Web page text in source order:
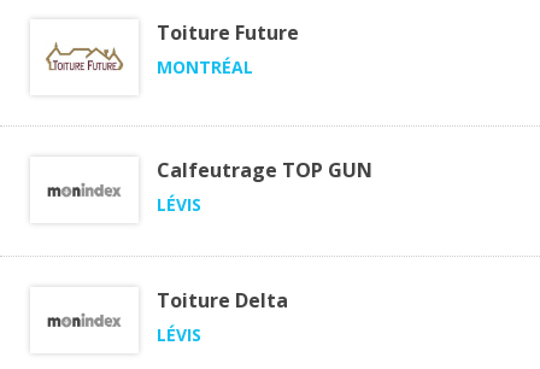
Toiture Future
MONTRÉAL
Calfeutrage TOP GUN
LÉVIS
Toiture Delta
LÉVIS